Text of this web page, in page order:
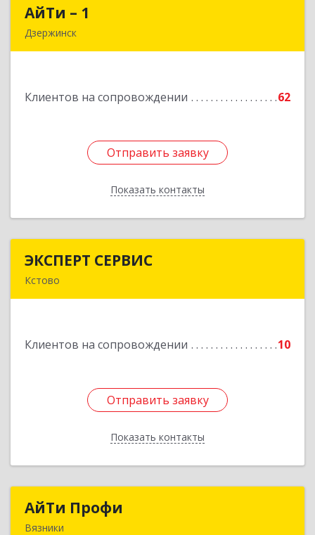
АйТи – 1
Дзержинск
Клиентов на сопровождении 62
Отправить заявку
Показать контакты
Подробнее
Отправить заявку
Назад
ЭКСПЕРТ СЕРВИС
Кстово
Клиентов на сопровождении 10
Отправить заявку
Показать контакты
Отправить заявку
Назад
АйТи Профи
Вязники